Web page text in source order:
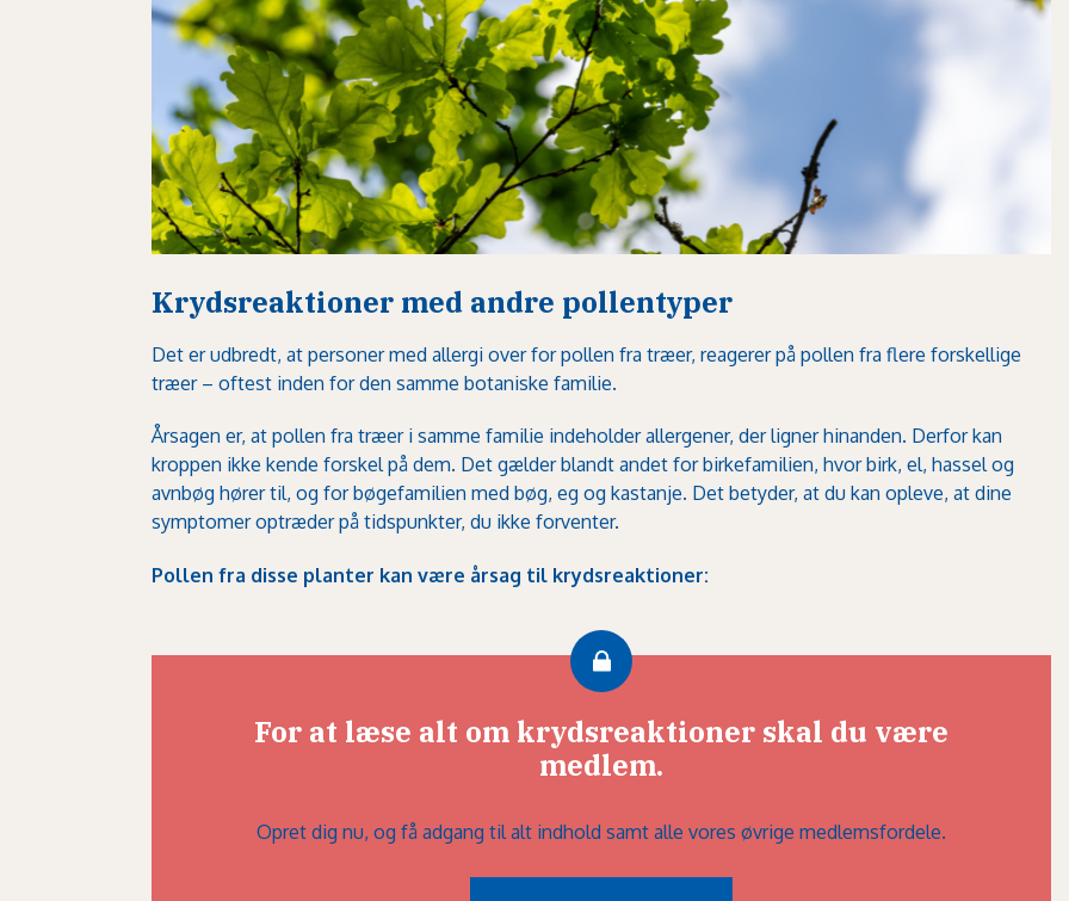
Krydsreaktioner med andre pollentyper
Det er udbredt, at personer med allergi over for pollen fra træer, reagerer på pollen fra flere forskellige
træer – oftest inden for den samme botaniske familie.
Årsagen er, at pollen fra træer i samme familie indeholder allergener, der ligner hinanden. Derfor kan
kroppen ikke kende forskel på dem. Det gælder blandt andet for birkefamilien, hvor birk, el, hassel og
avnbøg hører til, og for bøgefamilien med bøg, eg og kastanje. Det betyder, at du kan opleve, at dine
symptomer optræder på tidspunkter, du ikke forventer.
Pollen fra disse planter kan være årsag til krydsreaktioner:
For at læse alt om krydsreaktioner skal du være
medlem.
Opret dig nu, og få adgang til alt indhold samt alle vores øvrige medlemsfordele.